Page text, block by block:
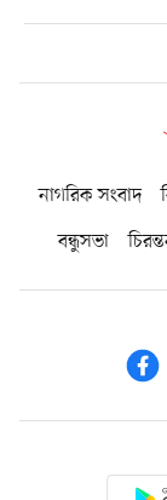
নাগরিক সংবাদ
বন্ধুসভা